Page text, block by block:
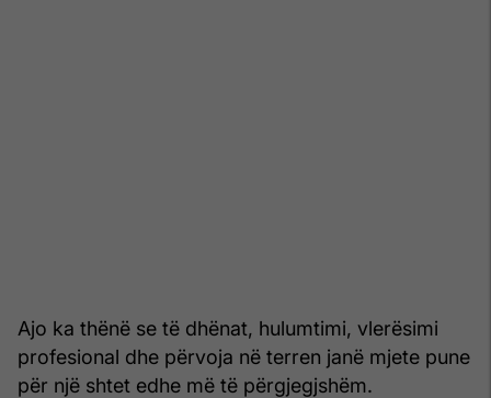
Ajo ka thënë se të dhënat, hulumtimi, vlerësimi
profesional dhe përvoja në terren janë mjete pune
për një shtet edhe më të përgjegjshëm.